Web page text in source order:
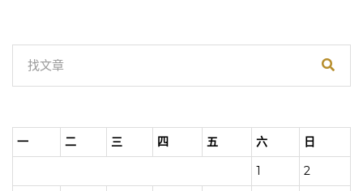
一 二 三 四 五 六
日
1
2